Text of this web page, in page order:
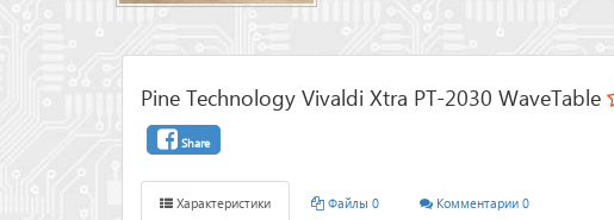
Pine Technology Vivaldi Xtra PT-2030 WaveTable
Share
Характеристики Файлы 0 Комментарии 0